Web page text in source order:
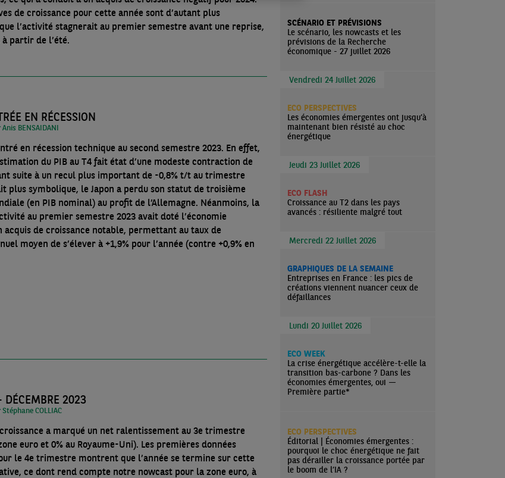
de croissance pour cette année sont d’autant plus
l’activité stagnerait au premier semestre avant une reprise,
à partir de l’été.
| ENTRÉE EN RÉCESSION
Anis BENSAIDANI
en récession technique au second semestre 2023. En effet,
du PIB au T4 fait état d’une modeste contraction de
suite à un recul plus important de -0,8% t/t au trimestre
plus symbolique, le Japon a perdu son statut de troisième
(en PIB nominal) au profit de l’Allemagne. Néanmoins, la
au premier semestre 2023 avait doté l’économie
acquis de croissance notable, permettant au taux de
moyen de s’élever à +1,9% pour l’année (contre +0,9% en
DÉCEMBRE 2023
Stéphane COLLIAC
a marqué un net ralentissement au 3e trimestre
euro et 0% au Royaume-Uni). Les premières données
le 4e trimestre montrent que l’année se termine sur cette
ce dont rend compte notre nowcast pour la zone euro, à
SCÉNARIO ET PRÉVISIONS
Le scénario, les nowcasts et les
prévisions de la Recherche
économique - 27 juillet 2026
Vendredi 24 Juillet 2026
ECO PERSPECTIVES
Les économies émergentes ont jusqu’à
maintenant bien résisté au choc
énergétique
Jeudi 23 Juillet 2026
ECO FLASH
Croissance au T2 dans les pays
avancés : résiliente malgré tout
Mercredi 22 Juillet 2026
GRAPHIQUES DE LA SEMAINE
Entreprises en France : les pics de
créations viennent nuancer ceux de
défaillances
Lundi 20 Juillet 2026
ECO WEEK
La crise énergétique accélère-t-elle la
transition bas-carbone ? Dans les
économies émergentes, oui —
Première partie*
ECO PERSPECTIVES
Éditorial | Économies émergentes :
pourquoi le choc énergétique ne fait
pas dérailler la croissance portée par
le boom de l’IA ?